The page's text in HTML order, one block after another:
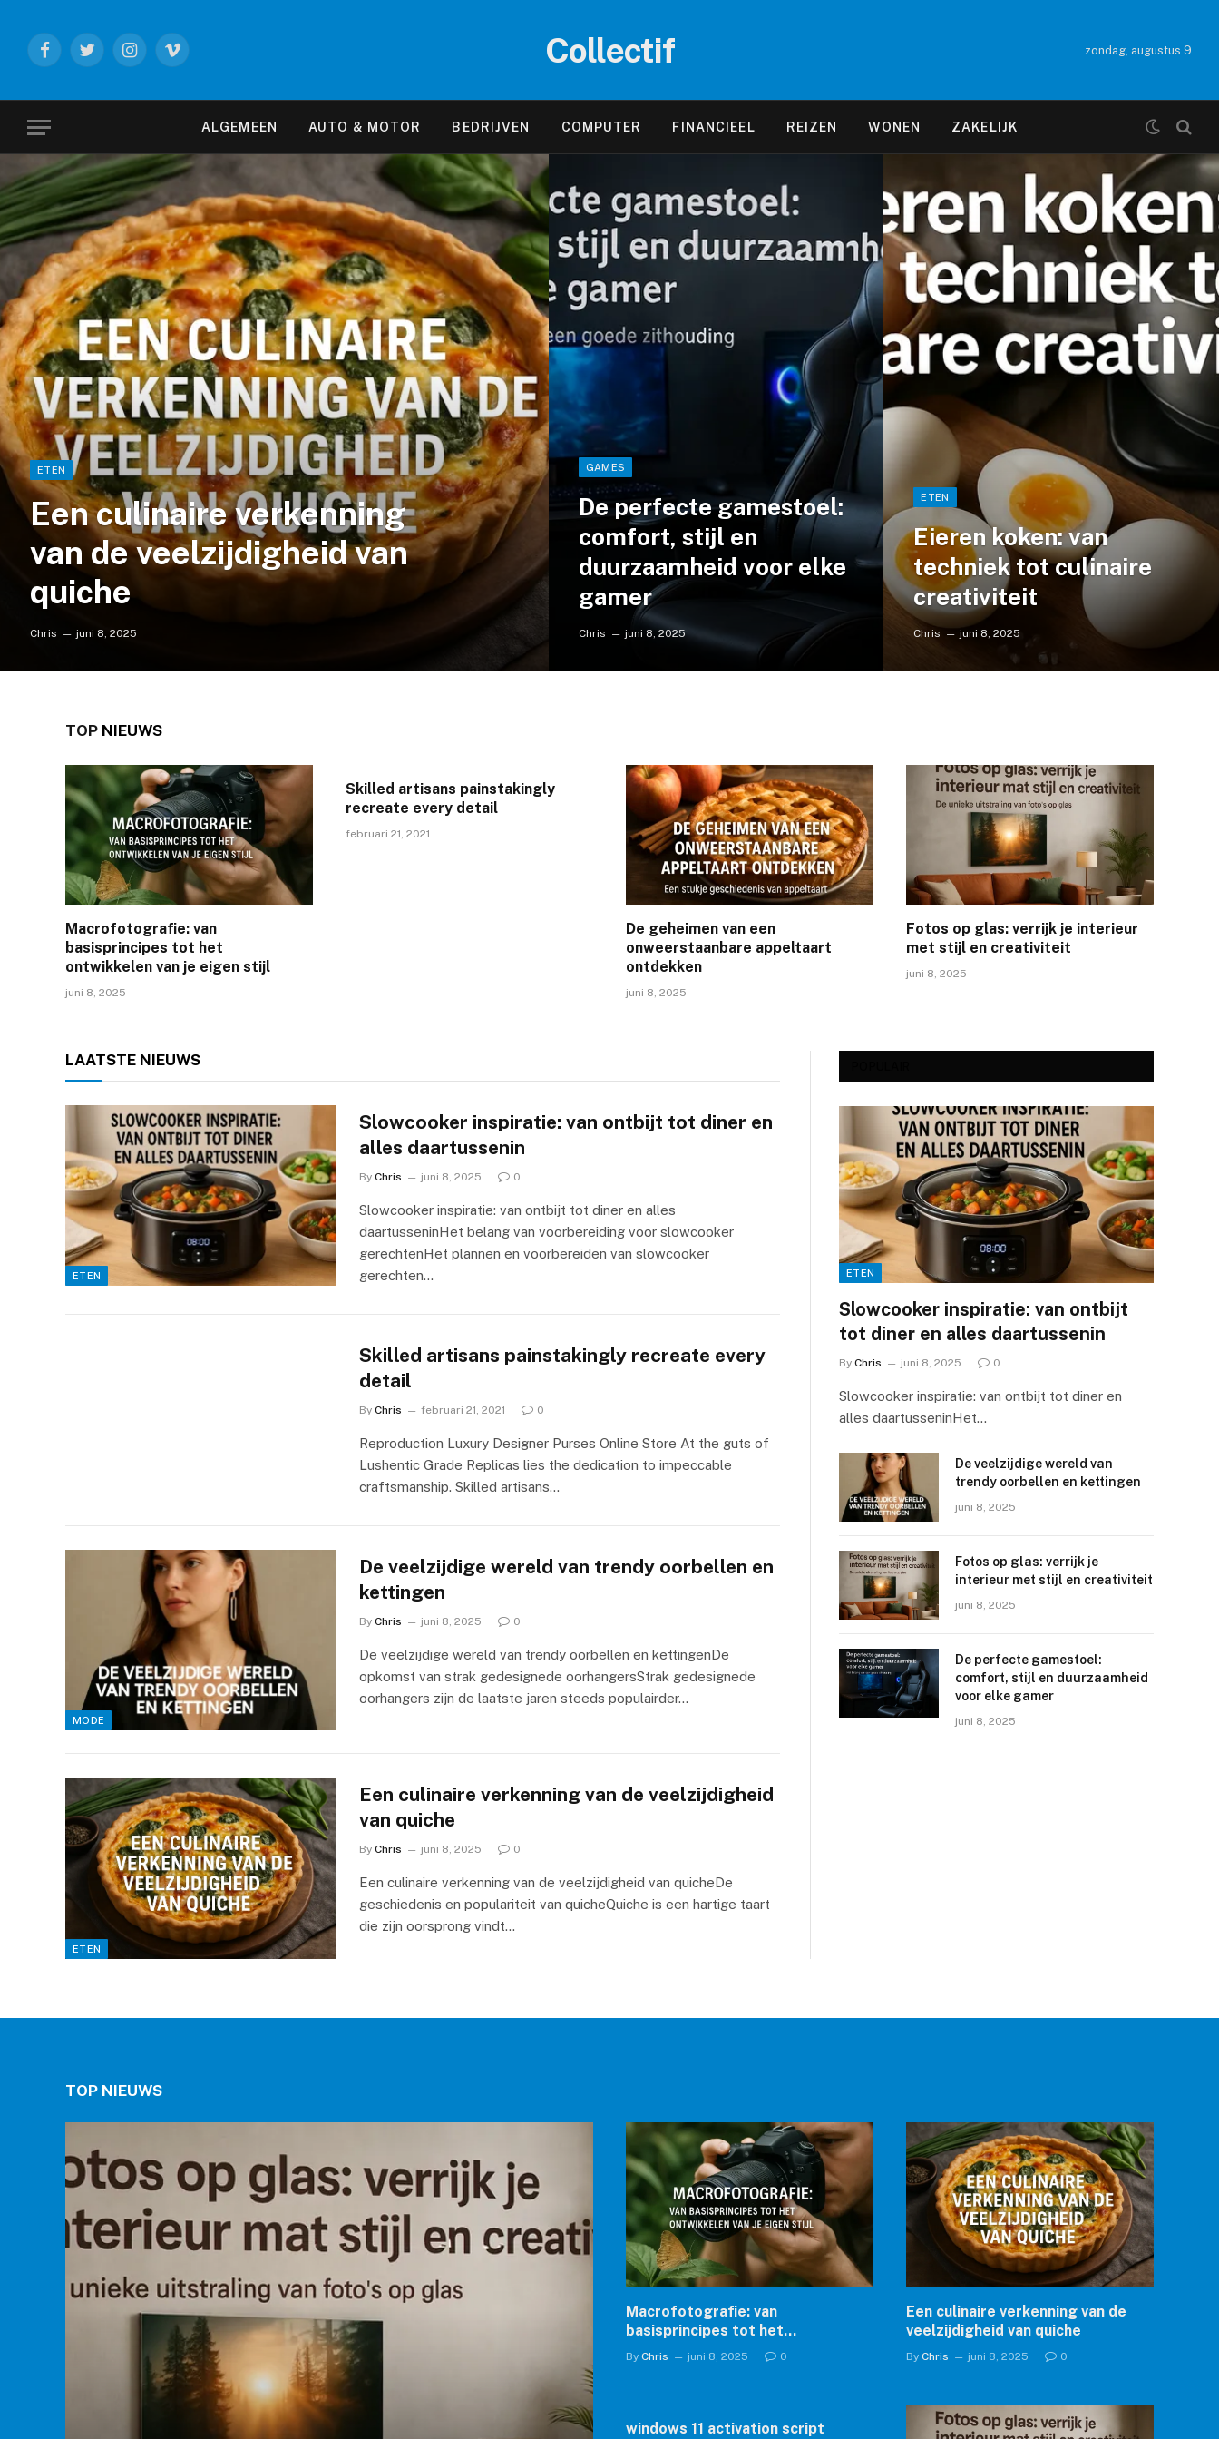
FacebookTwitterInstagram
Vimeo Collectif zondag, augustus 9
ALGEMEEN AUTO & MOTOR BEDRIJVEN COMPUTER FINANCIEEL REIZEN WONEN ZAKELIJK
ETEN
Een culinaire verkenning
van de veelzijdigheid van
quiche
Chris juni 8, 2025
GAMES
De perfecte gamestoel:
comfort, stijl en
duurzaamheid voor elke
gamer
Chris juni 8, 2025
ETEN
Eieren koken: van
techniek tot culinaire
creativiteit
Chris juni 8, 2025
TOP NIEUWS
Macrofotografie: van
basisprincipes tot het
ontwikkelen van je eigen stijl
juni 8, 2025
Skilled artisans painstakingly
recreate every detail
februari 21, 2021
De geheimen van een
onweerstaanbare appeltaart
ontdekken
juni 8, 2025
Fotos op glas: verrijk je interieur
met stijl en creativiteit
juni 8, 2025
LAATSTE NIEUWS
ETEN
Slowcooker inspiratie: van ontbijt tot diner en
alles daartussenin
By Chris juni 8, 2025 0
Slowcooker inspiratie: van ontbijt tot diner en alles
daartusseninHet belang van voorbereiding voor slowcooker
gerechtenHet plannen en voorbereiden van slowcooker
gerechten…
Skilled artisans painstakingly recreate every
detail
By Chris februari 21, 2021 0
Reproduction Luxury Designer Purses Online Store At the guts of
Lushentic Grade Replicas lies the dedication to impeccable
craftsmanship. Skilled artisans…
MODE
De veelzijdige wereld van trendy oorbellen en
kettingen
By Chris juni 8, 2025 0
De veelzijdige wereld van trendy oorbellen en kettingenDe
opkomst van strak gedesignede oorhangersStrak gedesignede
oorhangers zijn de laatste jaren steeds populairder…
ETEN
Een culinaire verkenning van de veelzijdigheid
van quiche
By Chris juni 8, 2025 0
Een culinaire verkenning van de veelzijdigheid van quicheDe
geschiedenis en populariteit van quicheQuiche is een hartige taart
die zijn oorsprong vindt…
ETEN
Slowcooker inspiratie: van ontbijt
tot diner en alles daartussenin
By Chris juni 8, 2025 0
Slowcooker inspiratie: van ontbijt tot diner en
alles daartusseninHet…
De veelzijdige wereld van
trendy oorbellen en kettingen
juni 8, 2025
Fotos op glas: verrijk je
interieur met stijl en creativiteit
juni 8, 2025
De perfecte gamestoel:
comfort, stijl en duurzaamheid
voor elke gamer
juni 8, 2025
TOP NIEUWS
Macrofotografie: van
basisprincipes tot het
ontwikkelen van je eigen stijl
By Chris juni 8, 2025 0
Een culinaire verkenning van de
veelzijdigheid van quiche
By Chris juni 8, 2025 0
windows 11 activation script